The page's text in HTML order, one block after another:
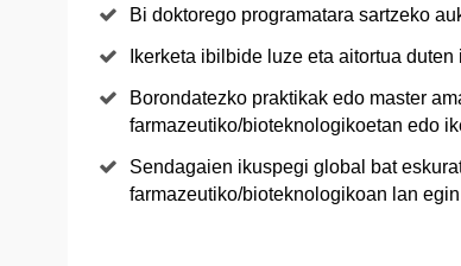
Bi doktorego programatara sartzeko
Ikerketa ibilbide luze eta aitortua duten
Borondatezko praktikak edo master
farmazeutiko/bioteknologikoetan edo
Sendagaien ikuspegi global bat
farmazeutiko/bioteknologikoan lan